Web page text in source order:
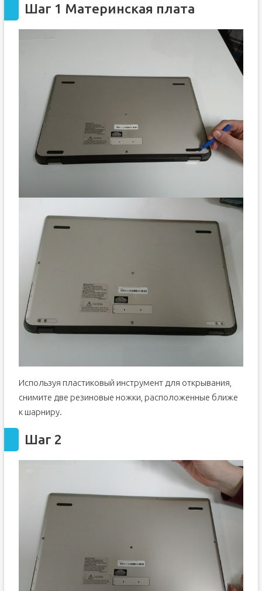
Шаг 1 Материнская плата
Используя пластиковый инструмент для открывания,
снимите две резиновые ножки, расположенные ближе
к шарниру.
Шаг 2